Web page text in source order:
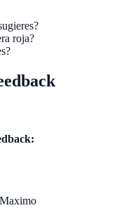
roja?
Maximo